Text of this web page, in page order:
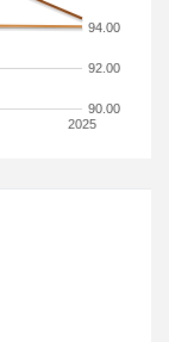
2025
90.00
92.00
94.00